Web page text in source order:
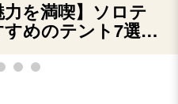
力を満喫】ソロテ
めのテント7選を